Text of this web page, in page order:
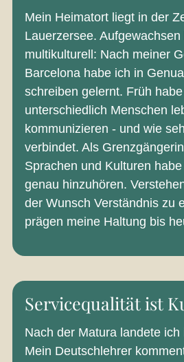
Mein Heimatort liegt in der
Lauerzersee. Aufgewachsen
multikulturell: Nach meiner
Barcelona habe ich in
schreiben gelernt. Früh
unterschiedlich Menschen
kommunizieren - und wie
verbindet. Als
Sprachen und Kulturen
genau hinzuhören.
der Wunsch Verständnis zu
prägen meine Haltung bis
Servicequalität ist
Nach der Matura landete ich
Mein Deutschlehrer